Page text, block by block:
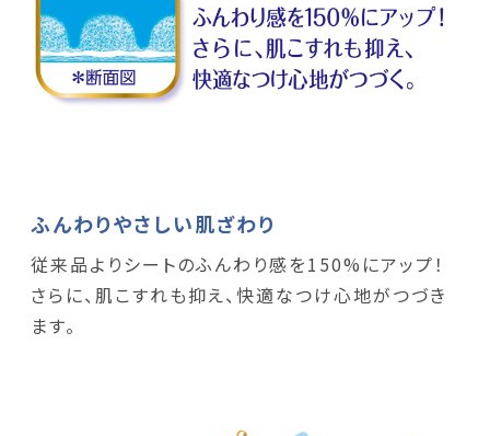
ふんわりやさしい肌ざわり
従来品よりシートのふんわり感を150%にアップ！
さらに、肌こすれも抑え、快適なつけ心地がつづき
ます。